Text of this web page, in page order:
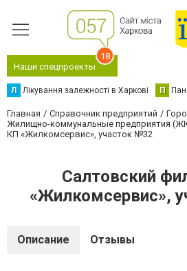
Наши спецпроекты
18
Л Лікування залежності в Харкові П
Главная Справочник предприятий
Жилищно-коммунальные предприятия
КП «Жилкомсервис», участок №32
Салтовский
«Жилкомсервис»,
Описание Отзывы